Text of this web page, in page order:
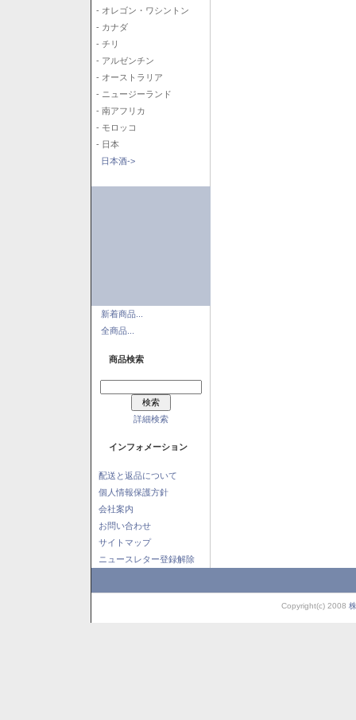
- オレゴン・ワシントン
- カナダ
- チリ
- アルゼンチン
- オーストラリア
- ニュージーランド
- 南アフリカ
- モロッコ
- 日本
日本酒->
新着商品...
全商品...
商品検索
詳細検索
インフォメーション
配送と返品について
個人情報保護方針
会社案内
お問い合わせ
サイトマップ
ニュースレター登録解除
Copyright(c) 2008